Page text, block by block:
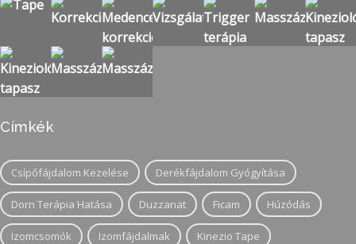
Címkék
Csípőfájdalom Kezelése Derékfájdalom Gyógyítása
Dorn Terápia Hatása Duzzanat Ficam Húzódás
Izomcsomók Izomfájdalmak Kinezio Tape